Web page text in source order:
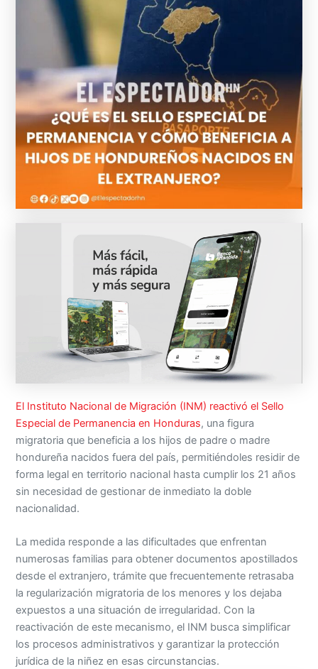
El Instituto Nacional de Migración (INM) reactivó el Sello
Especial de Permanencia en Honduras, una figura
migratoria que beneficia a los hijos de padre o madre
hondureña nacidos fuera del país, permitiéndoles residir de
forma legal en territorio nacional hasta cumplir los 21 años
sin necesidad de gestionar de inmediato la doble
nacionalidad.
La medida responde a las dificultades que enfrentan
numerosas familias para obtener documentos apostillados
desde el extranjero, trámite que frecuentemente retrasaba
la regularización migratoria de los menores y los dejaba
expuestos a una situación de irregularidad. Con la
reactivación de este mecanismo, el INM busca simplificar
los procesos administrativos y garantizar la protección
jurídica de la niñez en esas circunstancias.